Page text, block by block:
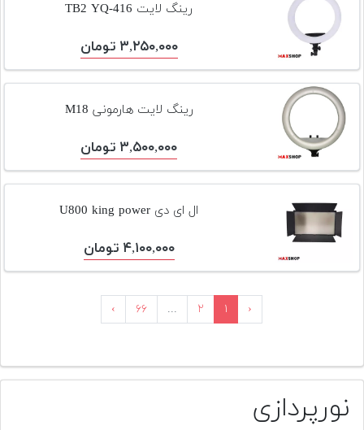
رینگ لایت TB2 YQ-416
۳,۲۵۰,۰۰۰ تومان
رینگ لایت هارمونی M18
۳,۵۰۰,۰۰۰ تومان
ال ای دی U800 king power
۴,۱۰۰,۰۰۰ تومان
‹ ۱ ۲ ... ۶۶ ›
نورپردازی